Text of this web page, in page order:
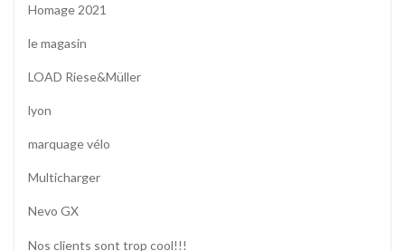
Homage 2021
le magasin
LOAD Riese&Müller
lyon
marquage vélo
Multicharger
Nevo GX
Nos clients sont trop cool!!!